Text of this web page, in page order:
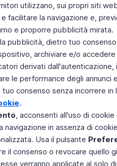
utilizzano, sui propri siti
facilitare la navigazione e,
e proporre pubblicità mirata.
pubblicità, dietro tuo
archiviare e/o
derivati
le performance degli
consenso senza incorrere
.
, acconsenti all'uso di
navigazione in assenza di
Usa il pulsante
il consenso o revocare quello
verranno applicate al solo